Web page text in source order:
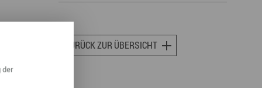
Erzgebirge
ZURÜCK ZUR ÜBERSICHT
der